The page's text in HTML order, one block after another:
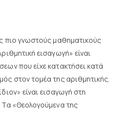
πιο γνωστούς μαθηματικούς
εισαγωγή» είναι
που είχε κατακτήσει κατά
στον τομέα της αριθμητικής.
είναι εισαγωγή στη
«Θεολογούμενα της